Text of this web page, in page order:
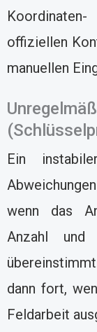
offiziellen
manuellen
Ein
wenn das
Anzahl und
dann fort,
Feldarbeit